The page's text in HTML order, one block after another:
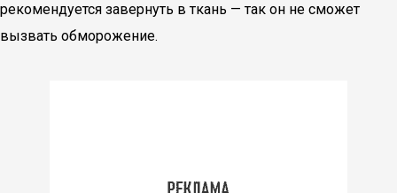
рекомендуется завернуть в ткань — так он не сможет
вызвать обморожение.